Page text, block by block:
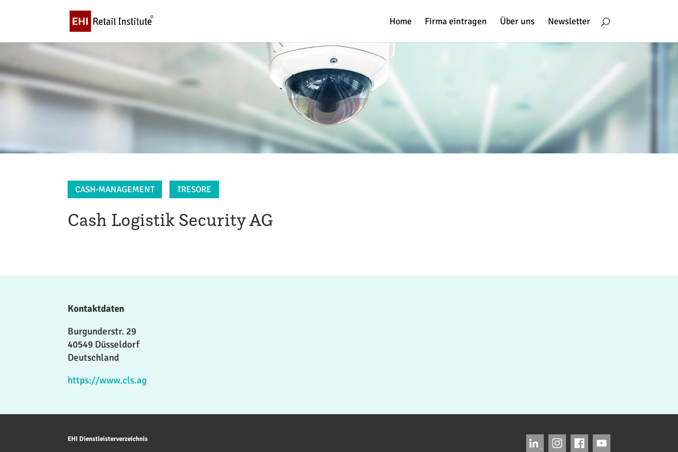
Home Firma eintragen Über uns Newsletter
CASH-MANAGEMENT TRESORE
Cash Logistik Security AG
Kontaktdaten
Burgunderstr. 29
40549 Düsseldorf
Deutschland
https://www.cls.ag
EHI Dienstleisterverzeichnis